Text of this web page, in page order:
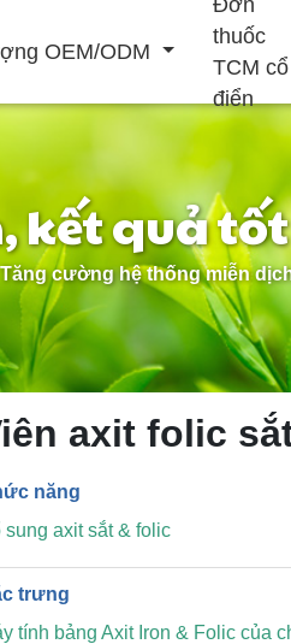
OEM/ODM
Đơn
thuốc
TCM cổ
điển
Điều trị tim mạch
Bổ sung
giấc
Đồ uống lỏng
kết quả
Tăng cường hệ thống miễn
axit folic
năng
sung axit sắt & folic
trưng
tính bảng Axit Iron & Folic của